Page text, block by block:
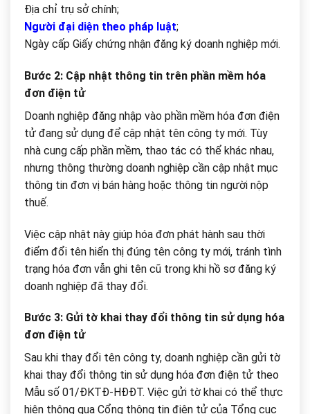
Địa chỉ trụ sở chính;
Người đại diện theo pháp luật;
Ngày cấp Giấy chứng nhận đăng ký doanh nghiệp mới.
Bước 2: Cập nhật thông tin trên phần mềm hóa
đơn điện tử
Doanh nghiệp đăng nhập vào phần mềm hóa đơn điện
tử đang sử dụng để cập nhật tên công ty mới. Tùy
nhà cung cấp phần mềm, thao tác có thể khác nhau,
nhưng thông thường doanh nghiệp cần cập nhật mục
thông tin đơn vị bán hàng hoặc thông tin người nộp
thuế.
Việc cập nhật này giúp hóa đơn phát hành sau thời
điểm đổi tên hiển thị đúng tên công ty mới, tránh tình
trạng hóa đơn vẫn ghi tên cũ trong khi hồ sơ đăng ký
doanh nghiệp đã thay đổi.
Bước 3: Gửi tờ khai thay đổi thông tin sử dụng hóa
đơn điện tử
Sau khi thay đổi tên công ty, doanh nghiệp cần gửi tờ
khai thay đổi thông tin sử dụng hóa đơn điện tử theo
Mẫu số 01/ĐKTĐ-HĐĐT. Việc gửi tờ khai có thể thực
hiện thông qua Cổng thông tin điện tử của Tổng cục